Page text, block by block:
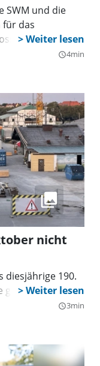
SWM und die
für das
query_builder4min
nicht
diesjährige 190.
gesperrt
query_builder3min